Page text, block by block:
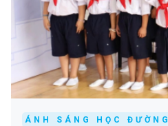
ÁNH SÁNG HỌC ĐƯỜNG